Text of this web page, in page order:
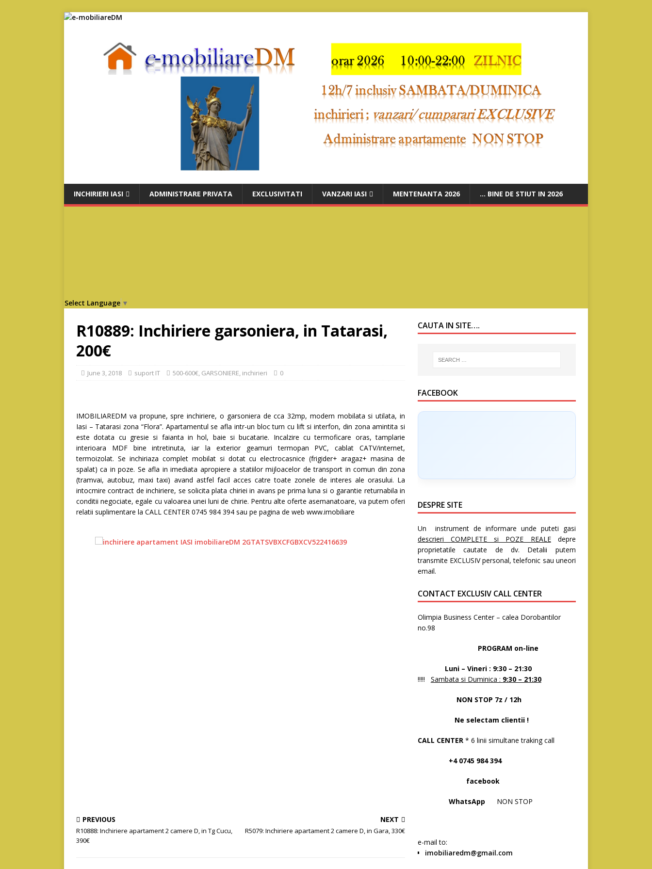
INCHIRIERI IASI ADMINISTRARE PRIVATA EXCLUSIVITATI VANZARI IASI MENTENANTA 2026 … BINE DE STIUT IN 2026
Select Language ▼
R10889: Inchiriere garsoniera, in Tatarasi,
200€
June 3, 2018 suport IT 500-600€, GARSONIERE, inchirieri 0
IMOBILIAREDM va propune, spre inchiriere, o garsoniera de cca 32mp, modern mobilata si utilata, in
Iasi – Tatarasi zona “Flora”. Apartamentul se afla intr-un bloc turn cu lift si interfon, din zona amintita si
este dotata cu gresie si faianta in hol, baie si bucatarie. Incalzire cu termoficare oras, tamplarie
interioara MDF bine intretinuta, iar la exterior geamuri termopan PVC, cablat CATV/internet,
termoizolat. Se inchiriaza complet mobilat si dotat cu electrocasnice (frigider+ aragaz+ masina de
spalat) ca in poze. Se afla in imediata apropiere a statiilor mijloacelor de transport in comun din zona
(tramvai, autobuz, maxi taxi) avand astfel facil acces catre toate zonele de interes ale orasului. La
intocmire contract de inchiriere, se solicita plata chiriei in avans pe prima luna si o garantie returnabila in
conditii negociate, egale cu valoarea unei luni de chirie. Pentru alte oferte asemanatoare, va putem oferi
relatii suplimentare la CALL CENTER 0745 984 394 sau pe pagina de web www.imobiliare
PREVIOUS
R10888: Inchiriere apartament 2 camere D, in Tg Cucu,
390€
NEXT
R5079: Inchiriere apartament 2 camere D, in Gara, 330€
CAUTA IN SITE….
FACEBOOK
DESPRE SITE
Un instrument de informare unde puteti gasi
descrieri COMPLETE si POZE REALEdepre
proprietatile cautate de dv. Detalii putem
transmite EXCLUSIV personal, telefonic sau uneori
email.
CONTACT EXCLUSIV CALL CENTER
Olimpia Business Center – calea Dorobantilor
no.98
PROGRAM on-line
Luni – Vineri : 9:30 – 21:30
!!!!! Sambata si Duminica : 9:30 – 21:30
NON STOP 7z / 12h
Ne selectam clientii !
CALL CENTER* 6 linii simultane traking call
+4 0745 984 394
facebook
WhatsApp NON STOP
e-mail to:
imobiliaredm@gmail.com